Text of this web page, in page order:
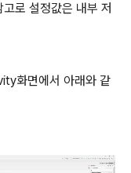
로 설정값은 내부 저
화면에서 아래와 같